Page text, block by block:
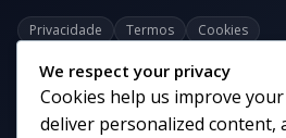
Privacidade Termos Cookies
Categorias
We respect your privacy
Cookies help us improve
deliver personalized content,